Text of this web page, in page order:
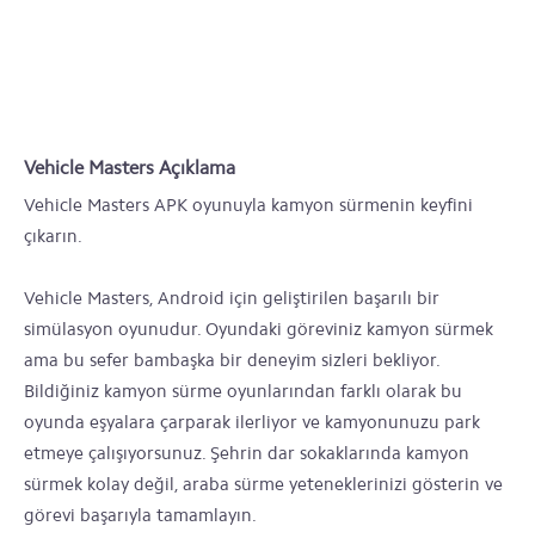
Vehicle Masters Açıklama
Vehicle Masters APK oyunuyla kamyon sürmenin keyfini
çıkarın.
Vehicle Masters, Android için geliştirilen başarılı bir
simülasyon oyunudur. Oyundaki göreviniz kamyon sürmek
ama bu sefer bambaşka bir deneyim sizleri bekliyor.
Bildiğiniz kamyon sürme oyunlarından farklı olarak bu
oyunda eşyalara çarparak ilerliyor ve kamyonunuzu park
etmeye çalışıyorsunuz. Şehrin dar sokaklarında kamyon
sürmek kolay değil, araba sürme yeteneklerinizi gösterin ve
görevi başarıyla tamamlayın.